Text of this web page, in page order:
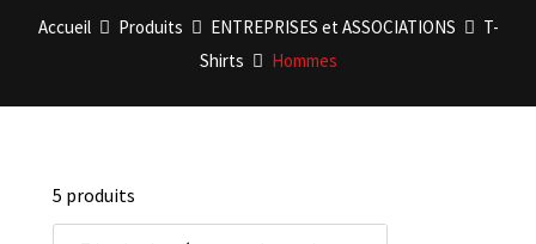
Accueil Produits ENTREPRISES et ASSOCIATIONS
T-
Shirts
Hommes
5 produits